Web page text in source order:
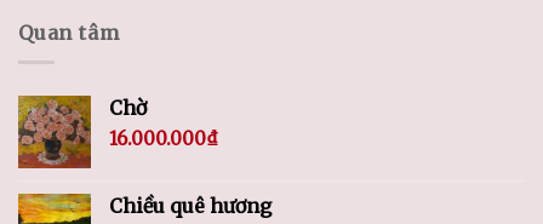
Quan tâm
Chờ
16.000.000₫
Chiều quê hương